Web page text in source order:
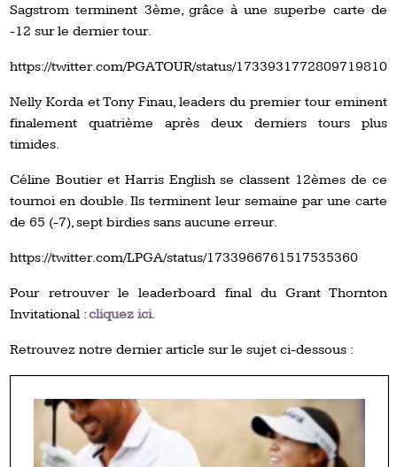
Sagstrom terminent 3ème, grâce à une superbe carte de
-12 sur le dernier tour.
https://twitter.com/PGATOUR/status/1733931772809719810
Nelly Korda et Tony Finau, leaders du premier tour eminent
finalement quatrième après deux derniers tours plus
timides.
Céline Boutier et Harris English se classent 12èmes de ce
tournoi en double. Ils terminent leur semaine par une carte
de 65 (-7), sept birdies sans aucune erreur.
https://twitter.com/LPGA/status/1733966761517535360
Pour retrouver le leaderboard final du Grant Thornton
Invitational :cliquez ici.
Retrouvez notre dernier article sur le sujet ci-dessous :